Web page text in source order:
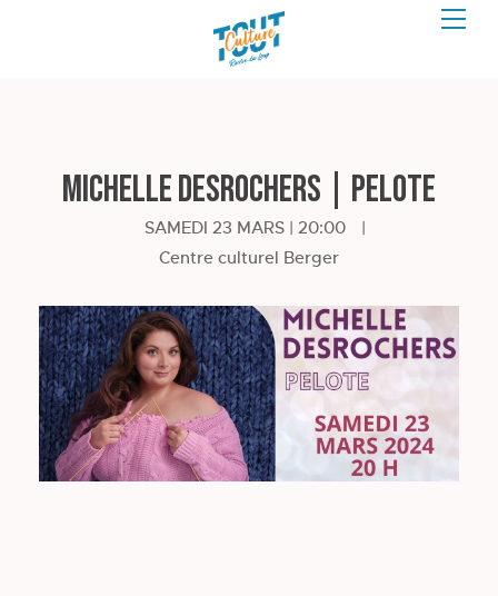
MICHELLE DESROCHERS | Pelote
SAMEDI 23 MARS | 20:00
|
Centre culturel Berger